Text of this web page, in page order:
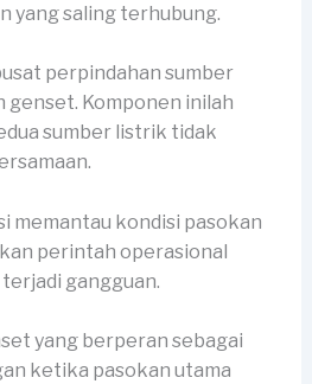
yang saling terhubung.
perpindahan sumber
genset. Komponen inilah
sumber listrik tidak
memantau kondisi pasokan
perintah operasional
gangguan.
yang berperan sebagai
ketika pasokan utama